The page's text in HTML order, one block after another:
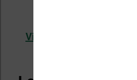
Vivlio InkPad 4 chez